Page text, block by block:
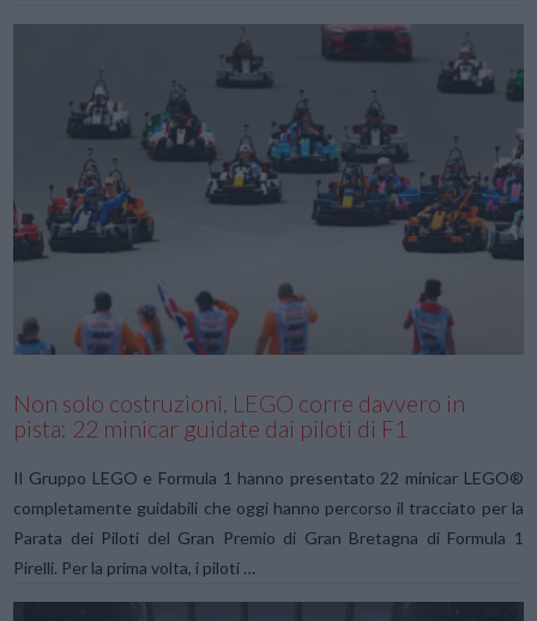
Non solo costruzioni, LEGO corre davvero in
pista: 22 minicar guidate dai piloti di F1
Il Gruppo LEGO e Formula 1 hanno presentato 22 minicar LEGO®
completamente guidabili che oggi hanno percorso il tracciato per la
Parata dei Piloti del Gran Premio di Gran Bretagna di Formula 1
Pirelli. Per la prima volta, i piloti …